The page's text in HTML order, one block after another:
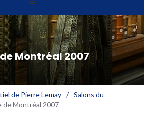
Montréal 2007
de Pierre Lemay / Salons du
de Montréal 2007